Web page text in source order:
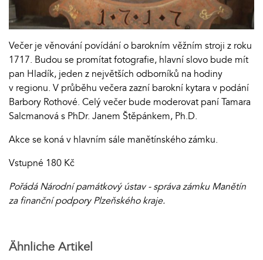
Večer je věnování povídání o barokním věžním stroji z roku
1717. Budou se promítat fotografie, hlavní slovo bude mít
pan Hladík, jeden z největších odborníků na hodiny
v regionu. V průběhu večera zazní barokní kytara v podání
Barbory Rothové. Celý večer bude moderovat paní Tamara
Salcmanová s PhDr. Janem Štěpánkem, Ph.D.
Akce se koná v hlavním sále manětínského zámku.
Vstupné 180 Kč
Pořádá Národní památkový ústav - správa zámku Manětín
za finanční podpory Plzeňského kraje.
Ähnliche Artikel